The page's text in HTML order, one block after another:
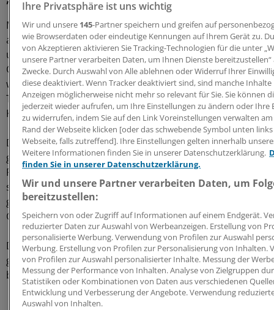
Ministerpräsident Winfried Kretschmann (Grüne) sagte
am Freitag auf Anfrage: „Es war ein nicht abgestimmter
und missverständlicher Vorstoß vom
Gesundheitsminister zur falschen Zeit.“ „Der Vorschlag
wurde zurückgezogen, wir arbeiten in der Regierung im
Team, dadurch können Fehler korrigiert werden“, sagte
Kretschmann der dpa.
Die Landesregierung werde die Debatte zum Thema „in
geordneten Bahnen“ fortführen. Gründe für einen
Rücktritt sehe er nicht, so der Ministerpräsident. „Wir
sind im Land vergleichsweise gut durch die Corona-Krise
gekommen. Das ist gerade auch das Verdienst meines
Gesundheitsministers.“
Die Opposition hatte zuvor den Rücktritt Luchas
gefordert und eine Sondersitzung des Landtags
beantragt.(dpa/fst)
Ihre Privatsphäre ist uns wichtig
Wir und unsere 145-Partner speichern und greifen auf
wie Browserdaten oder eindeutige Kennungen auf Ihrem Gerät zu.
von Akzeptieren aktivieren Sie Tracking-Technologien für die unter
unsere Partner verarbeiten Daten, um Ihnen Dienste
Zwecke. Durch Auswahl von Alle ablehnen oder Widerruf Ihrer
diese deaktiviert. Wenn Tracker deaktiviert sind, sind manche
Anzeigen möglicherweise nicht mehr so relevant für Sie. Sie können
jederzeit wieder aufrufen, um Ihre Einstellungen zu ändern oder Ihre
zu widerrufen, indem Sie auf den Link Voreinstellungen verwalten
Rand der Webseite klicken [oder das schwebende Symbol unten
Webseite, falls zutreffend]. Ihre Einstellungen gelten innerhalb
Weitere Informationen finden Sie in unserer Datenschutzerklärung.
finden Sie in unserer Datenschutzerklärung.
Wir und unsere Partner verarbeiten Daten, um
bereitzustellen:
Speichern von oder Zugriff auf Informationen auf einem Endgerät.
reduzierter Daten zur Auswahl von Werbeanzeigen. Erstellung von
personalisierte Werbung. Verwendung von Profilen zur Auswahl
Werbung. Erstellung von Profilen zur Personalisierung von Inhalten.
von Profilen zur Auswahl personalisierter Inhalte. Messung der
Messung der Performance von Inhalten. Analyse von Zielgruppen
Statistiken oder Kombinationen von Daten aus verschiedenen
Entwicklung und Verbesserung der Angebote. Verwendung
Auswahl von Inhalten.